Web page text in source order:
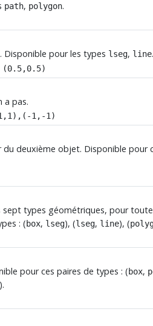
path, polygon.
Disponible pour les types lseg, line.
(0.5,0.5)
a pas.
1,-1)
deuxième objet. Disponible pour
types géométriques, pour
: (box, lseg), (lseg, line), (
pour ces paires de types : (box,
).